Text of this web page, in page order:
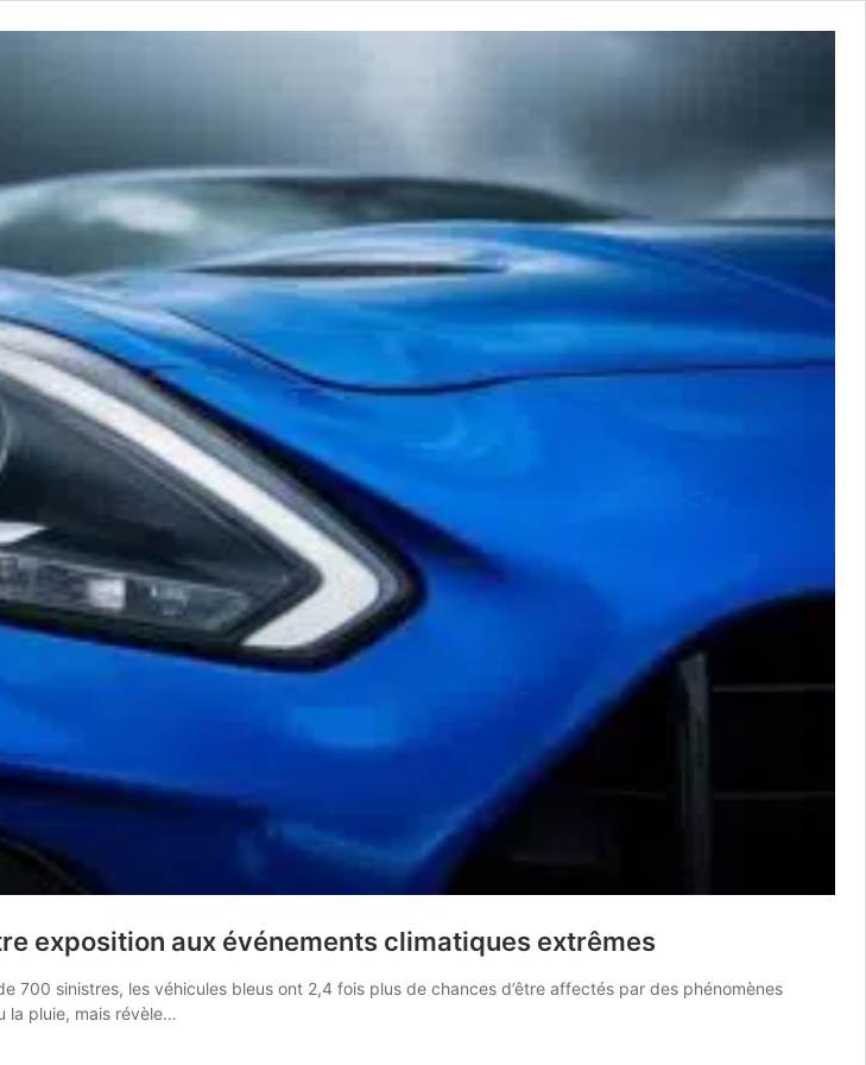
exposition aux événements climatiques extrêmes
700 sinistres, les véhicules bleus ont 2,4 fois plus de chances d’être affectés par des phénomènes
la pluie, mais révèle…